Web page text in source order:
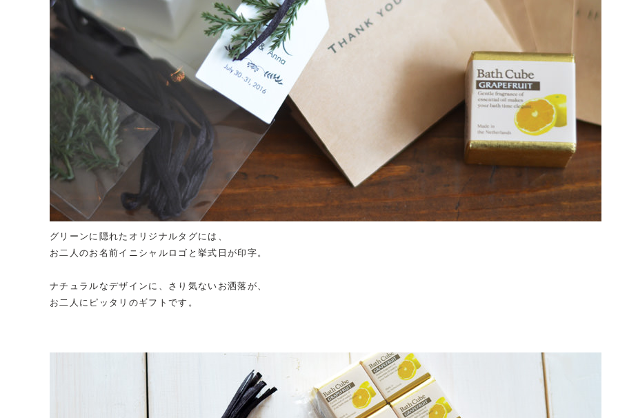
グリーンに隠れたオリジナルタグには、
お二人のお名前イニシャルロゴと挙式日が印字。
ナチュラルなデザインに、さり気ないお洒落が、
お二人にピッタリのギフトです。